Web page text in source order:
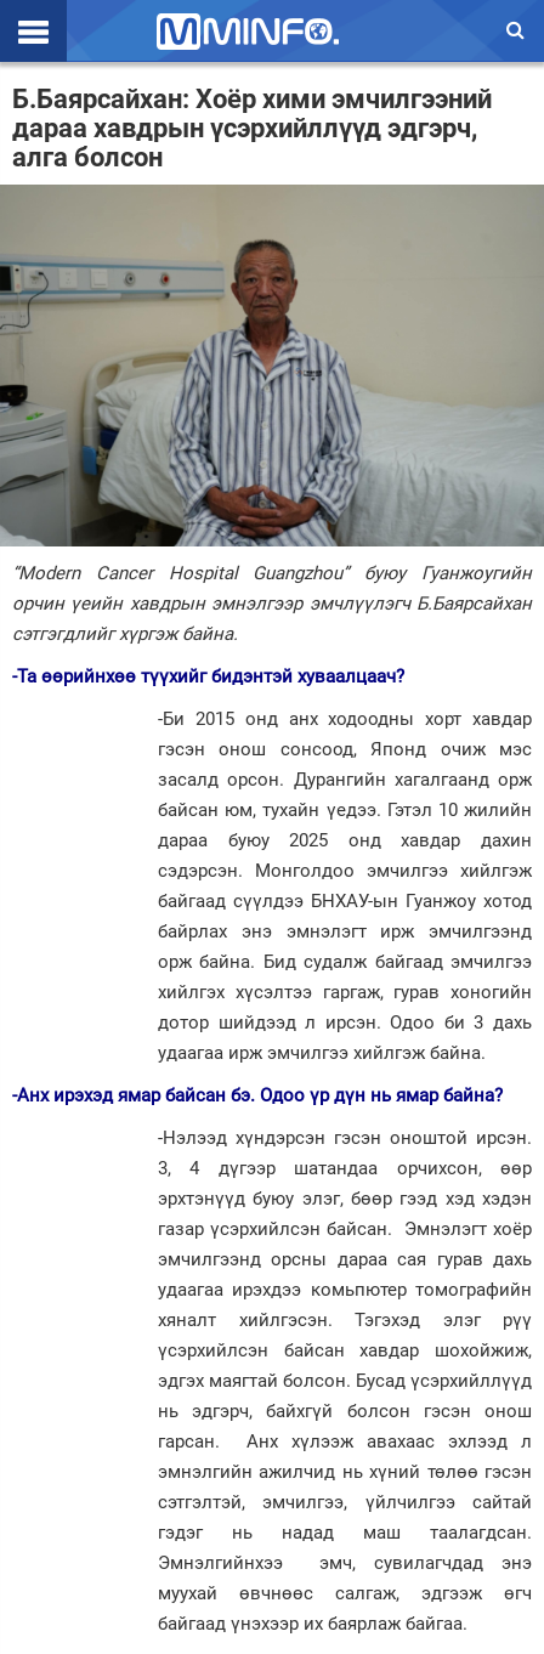
Эхлэл
Цаг агаар
Валют ханш
Эдийн засаг
Үзэл бодол
Спорт
Нийгэм
Дэлхий
Энтертайнмэнт
Зурхай
Б.Баярсайхан: Хоёр хими эмчилгээний
дараа хавдрын үсэрхийллүүд эдгэрч,
алга болсон
“Modern Cancer Hospital Guangzhou” буюу Гуанжоугийн
орчин үеийн хавдрын эмнэлгээр эмчлүүлэгч Б.Баярсайхан
сэтгэгдлийг хүргэж байна.
-Та өөрийнхөө түүхийг бидэнтэй хуваалцаач?
-Би 2015 онд анх ходоодны хорт хавдар
гэсэн онош сонсоод, Японд очиж мэс
засалд орсон. Дурангийн хагалгаанд орж
байсан юм, тухайн үедээ. Гэтэл 10 жилийн
дараа буюу 2025 онд хавдар дахин
сэдэрсэн. Монголдоо эмчилгээ хийлгэж
байгаад сүүлдээ БНХАУ-ын Гуанжоу хотод
байрлах энэ эмнэлэгт ирж эмчилгээнд
орж байна. Бид судалж байгаад эмчилгээ
хийлгэх хүсэлтээ гаргаж, гурав хоногийн
дотор шийдээд л ирсэн. Одоо би 3 дахь
удаагаа ирж эмчилгээ хийлгэж байна.
-Анх ирэхэд ямар байсан бэ. Одоо үр дүн нь ямар байна?
-Нэлээд хүндэрсэн гэсэн оноштой ирсэн.
3, 4 дүгээр шатандаа орчихсон, өөр
эрхтэнүүд буюу элэг, бөөр гээд хэд хэдэн
газар үсэрхийлсэн байсан. Эмнэлэгт хоёр
эмчилгээнд орсны дараа сая гурав дахь
удаагаа ирэхдээ комьпютер томографийн
хяналт хийлгэсэн. Тэгэхэд элэг рүү
үсэрхийлсэн байсан хавдар шохойжиж,
эдгэх маягтай болсон. Бусад үсэрхийллүүд
нь эдгэрч, байхгүй болсон гэсэн онош
гарсан. Анх хүлээж авахаас эхлээд л
эмнэлгийн ажилчид нь хүний төлөө гэсэн
сэтгэлтэй, эмчилгээ, үйлчилгээ сайтай
гэдэг нь надад маш таалагдсан.
Эмнэлгийнхээ эмч, сувилагчдад энэ
муухай өвчнөөс салгаж, эдгээж өгч
байгаад үнэхээр их баярлаж байгаа.